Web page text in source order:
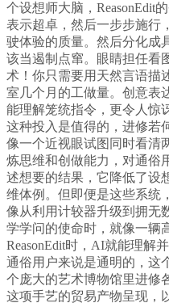
个设想师大脑，ReasonEdit
表示超卓，然后一步步施行
驶体验的质量。然后分化成
该当遏制点窜。眼睛担任看
术！你只需要用天然言语描
室几个月的工做量。创意表
能理解笼统指令，更令人惊
这种投入是值得的，进修若
像一个近视眼试图同时看清
炼思维和创做能力，对通俗
述想要的结果，它降低了设
维体例。但即便是这些系统
像从利用计较器升级到拥无
学学问的使命时，就像一辆
ReasonEdit时，AI就能理解
通俗用户来说是通明的，这
个庞大的艺术博物馆里进修
这项手艺的贸易产物呈现，